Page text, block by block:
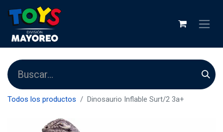
Todos los productos Dinosaurio Inflable Surt/2 3a+